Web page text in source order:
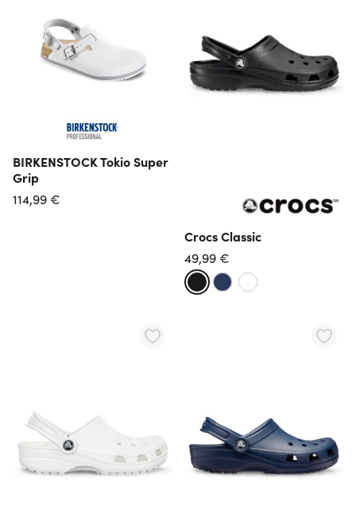
BIRKENSTOCK Tokio Super
Grip
114,99 €
Crocs Classic
49,99 €